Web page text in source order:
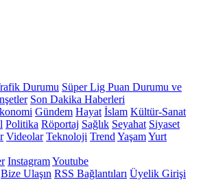
Durumu Süper Lig Puan Durumu ve
Son Dakika Haberleri
Gündem Hayat İslam Kültür-Sanat
Politika Röportaj Sağlık Seyahat Siyaset
Videolar Teknoloji Trend YaşamYurt
InstagramYoutube
Bize Ulaşın RSS Bağlantıları Üyelik Girişi